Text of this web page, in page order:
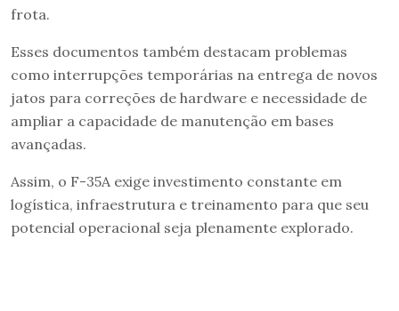
frota.
Esses documentos também destacam problemas
como interrupções temporárias na entrega de novos
jatos para correções de hardware e necessidade de
ampliar a capacidade de manutenção em bases
avançadas.
Assim, o F-35A exige investimento constante em
logística, infraestrutura e treinamento para que seu
potencial operacional seja plenamente explorado.